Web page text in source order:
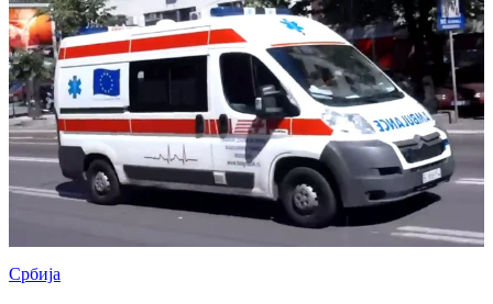
Србија